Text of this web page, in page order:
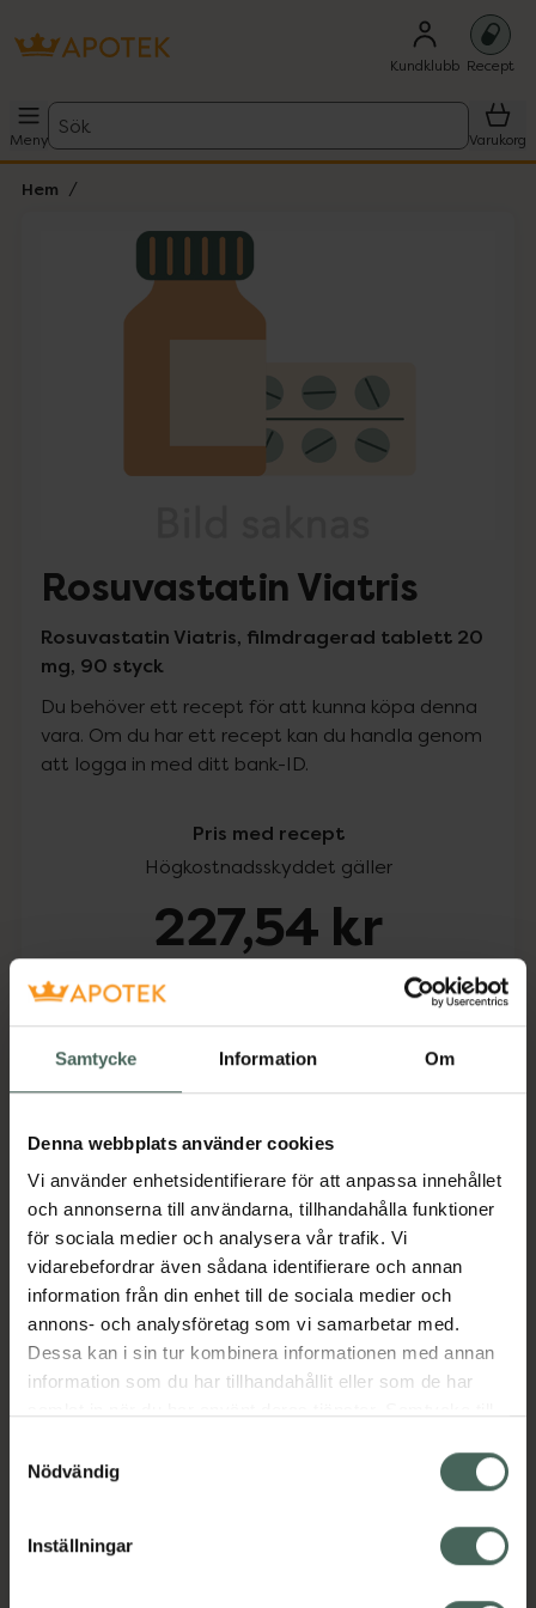
Samtycke Information Om
Denna webbplats använder cookies
Vi använder enhetsidentifierare för att anpassa innehållet
och annonserna till användarna, tillhandahålla funktioner
för sociala medier och analysera vår trafik. Vi
vidarebefordrar även sådana identifierare och annan
information från din enhet till de sociala medier och
annons- och analysföretag som vi samarbetar med.
Dessa kan i sin tur kombinera informationen med annan
information som du har tillhandahållit eller som de har
återkalla ditt samtycke via webbplatsens
cookieinställningar. Ett återkallat samtycke påverkar inte
lagligheten av behandling som skett innan återkallelsen.
Nödvändig
Inställningar
Kundklubb Recept
Meny
Sök
Varukorg
Hem
Lista: . Innehåller 1 objekt.
Rosuvastatin Viatris
Rosuvastatin Viatris, filmdragerad tablett 20
mg, 90 styck
Du behöver ett recept för att kunna köpa denna
vara. Om du har ett recept kan du handla genom
att logga in med ditt bank-ID.
Pris med recept
Högkostnadsskyddet gäller
227,54 kr
Köp via ditt recept
Beskrivning Dölj
Läs alltid bipacksedeln innan
användning.
EAN:05099151925053
Visa